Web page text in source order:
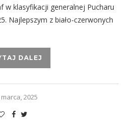
w klasyfikacji generalnej Pucharu
Najlepszym z biało-czerwonych
DALEJ
2025